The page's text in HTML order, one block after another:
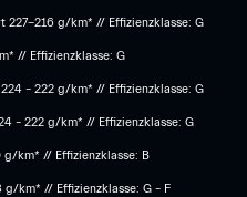
227-216 g/km* // Effizienzklasse: G
// Effizienzklasse: G
– 222 g/km* // Effizienzklasse: G
– 222 g/km* // Effizienzklasse: G
g/km* // Effizienzklasse: B
g/km* // Effizienzklasse: G – F